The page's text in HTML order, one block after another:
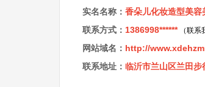
实名名称： 香朵儿化妆造型美容
联系方式： 1386998******（联系
网站域名： http://
联系地址： 临沂市兰山区兰田